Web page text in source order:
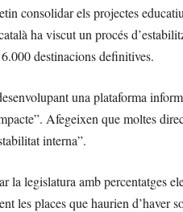
consolidar els projectes
ha viscut un procés
destinacions definitives.
una plataforma
Afegeixen que moltes
interna”.
la legislatura amb percentatges
les places que haurien d’haver